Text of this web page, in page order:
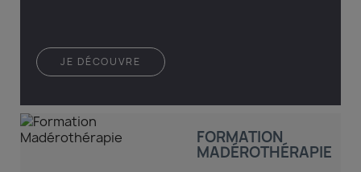
JE DÉCOUVRE
FORMATION
MADÉROTHÉRAPIE